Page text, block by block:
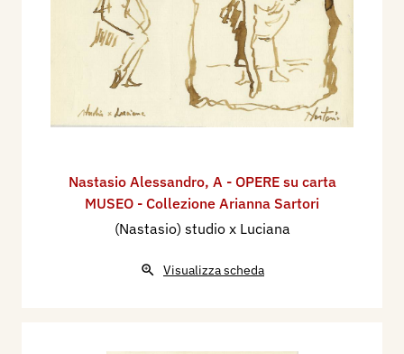
Nastasio Alessandro, A - OPERE su carta
MUSEO - Collezione Arianna Sartori
(Nastasio) studio x Luciana
Visualizza scheda